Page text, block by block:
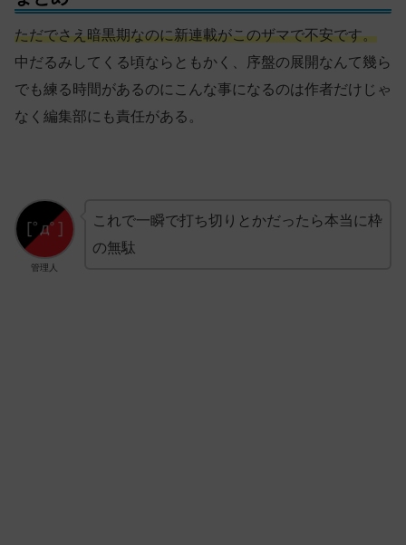
ただでさえ暗黒期なのに新連載がこのザマで不安です。
中だるみしてくる頃ならともかく、序盤の展開なんて幾ら
でも練る時間があるのにこんな事になるのは作者だけじゃ
なく編集部にも責任がある。
管理人
これで一瞬で打ち切りとかだったら本当に枠
の無駄